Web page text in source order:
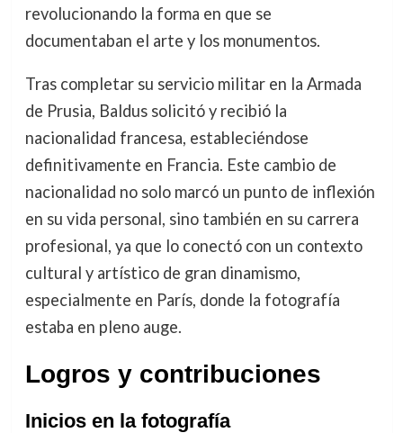
revolucionando la forma en que se
documentaban el arte y los monumentos.
Tras completar su servicio militar en la Armada
de Prusia, Baldus solicitó y recibió la
nacionalidad francesa, estableciéndose
definitivamente en Francia. Este cambio de
nacionalidad no solo marcó un punto de inflexión
en su vida personal, sino también en su carrera
profesional, ya que lo conectó con un contexto
cultural y artístico de gran dinamismo,
especialmente en París, donde la fotografía
estaba en pleno auge.
Logros y contribuciones
Inicios en la fotografía